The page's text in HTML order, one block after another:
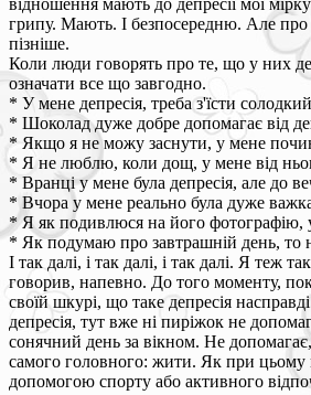
грипу. Мають. І безпосередню. Але про
пізніше.
Коли люди говорять про те, що у них
означати все що завгодно.
* У мене депресія, треба з'їсти
* Шоколад дуже добре допомагає від
* Якщо я не можу заснути, у мене
* Я не люблю, коли дощ, у мене від
* Вранці у мене була депресія, але до
* Вчора у мене реально була дуже
* Я як подивлюся на його фотографію,
* Як подумаю про завтрашній день, то
І так далі, і так далі, і так далі. Я теж
говорив, напевно. До того моменту,
своїй шкурі, що таке депресія
депресія, тут вже ні пиріжок не
сонячний день за вікном. Не
самого головного: жити. Як при цьому
допомогою спорту або активного